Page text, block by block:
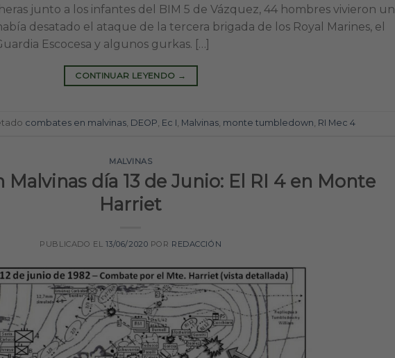
junto a los infantes del BIM 5 de Vázquez, 44 hombres vivieron un
desatado el ataque de la tercera brigada de los Royal Marines, el
Escocesa y algunos gurkas. […]
CONTINUAR LEYENDO →
combates en malvinas, DEOP, Ec I, Malvinas, monte tumbledown, RI Mec 4
MALVINAS
Malvinas día 13 de Junio: El RI 4 en Monte
Harriet
PUBLICADO EL 13/06/2020 POR REDACCIÓN